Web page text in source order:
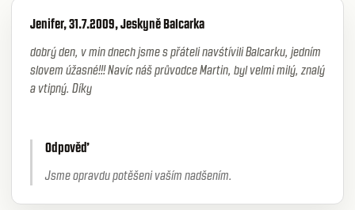
Jenifer, 31.7.2009, Jeskyně Balcarka
dobrý den, v min dnech jsme s přáteli navśtívili Balcarku, jedním
slovem úžasné!!! Navíc náš průvodce Martin, byl velmi milý, znalý
a vtipný. Díky
Odpověď
Jsme opravdu potěšeni vaším nadšením.